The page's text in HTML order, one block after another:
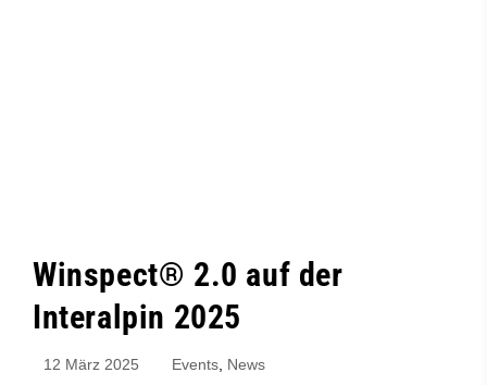
Winspect® 2.0 auf der
Interalpin 2025
12 März 2025 Events News